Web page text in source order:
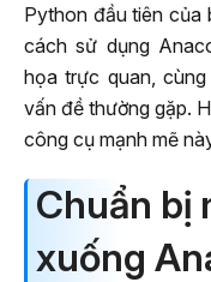
Python đầu tiên của
cách sử dụng
họa trực quan,
vấn đề thường gặp.
công cụ mạnh mẽ
Chuẩn bị
xuống